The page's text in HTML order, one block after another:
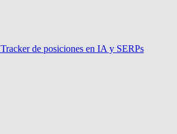
Tracker de posiciones en IA y SERPs